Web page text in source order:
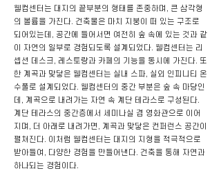
웰컴센터는 대지의 끝부분의 형태를 존중하며, 큰 삼각형
의 볼륨을 가진다. 건축물은 마치 지붕이 떠 있는 구조로
되어있는데, 공간에 들어서면 여전히 숲 속에 있는 것과 같
이 자연의 일부로 경험되도록 설계되었다. 웰컴센터는 리
셉션 데스크, 레스토랑과 카페의 기능을 동시에 가진다. 또
한 계곡과 맞닿은 웰컴센터는 실내 스파, 실외 인피니티 온
수풀로 설계되었다. 웰컴센터의 중간 부분은 숲 속 마당인
데, 계곡으로 내려가는 자연 속 계단 테라스로 구성된다.
계단 테라스의 중간층에서 세미나실 겸 영화관으로 이어
지며, 더 아래로 내려가면, 계곡과 맞닿은 컨퍼런스 공간이
펼쳐진다. 이처럼 웰컴센터는 대지의 지형을 적극적으로
받아들여, 다양한 경험을 만들어낸다. 건축을 통해 자연과
하나되는 경험이다.